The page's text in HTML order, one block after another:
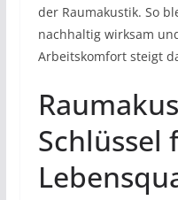
der Raumakustik. So
nachhaltig wirksam
Arbeitskomfort steigt
Schlüssel